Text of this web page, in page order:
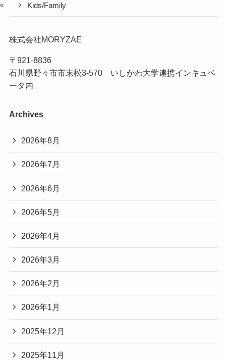
Kids/Family
株式会社MORYZAE
〒921-8836
石川県野々市市末松3-570 いしかわ大学連携インキュベ
ータ内
Archives
2026年8月
2026年7月
2026年6月
2026年5月
2026年4月
2026年3月
2026年2月
2026年1月
2025年12月
2025年11月